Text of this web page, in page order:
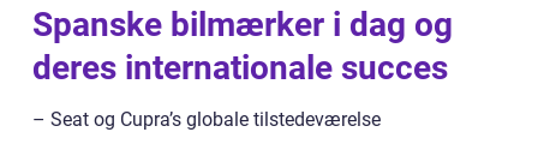
Spanske bilmærker i dag og
deres internationale succes
– Seat og Cupra’s globale tilstedeværelse